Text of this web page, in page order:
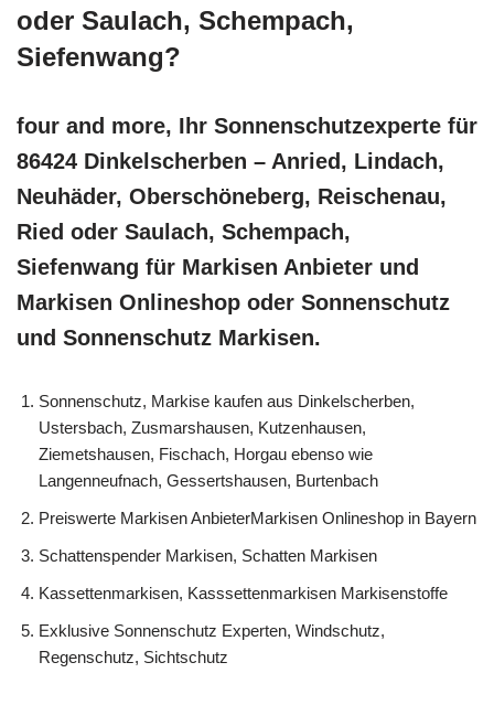
oder Saulach, Schempach,
Siefenwang?
four and more, Ihr Sonnenschutzexperte für
86424 Dinkelscherben – Anried, Lindach,
Neuhäder, Oberschöneberg, Reischenau,
Ried oder Saulach, Schempach,
Siefenwang für Markisen Anbieter und
Markisen Onlineshop oder Sonnenschutz
und Sonnenschutz Markisen.
Sonnenschutz, Markise kaufen aus Dinkelscherben,
Ustersbach, Zusmarshausen, Kutzenhausen,
Ziemetshausen, Fischach, Horgau ebenso wie
Langenneufnach, Gessertshausen, Burtenbach
Preiswerte Markisen AnbieterMarkisen Onlineshop in Bayern
Schattenspender Markisen, Schatten Markisen
Kassettenmarkisen, Kasssettenmarkisen Markisenstoffe
Exklusive Sonnenschutz Experten, Windschutz,
Regenschutz, Sichtschutz